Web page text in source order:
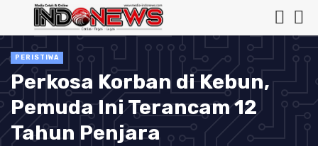
PERISTIWA
Perkosa Korban di Kebun,
Pemuda Ini Terancam 12
Tahun Penjara